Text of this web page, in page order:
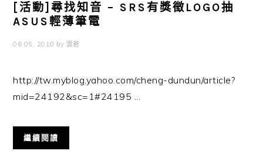
[活動]尋找知音 – SRS有獎徵LOGO抽
ASUS輕薄筆電
06 05, 2010 by 雲爸
http://tw.myblog.yahoo.com/cheng-dundun/article?
mid=24192&sc=1#24195 ...
繼續閱讀